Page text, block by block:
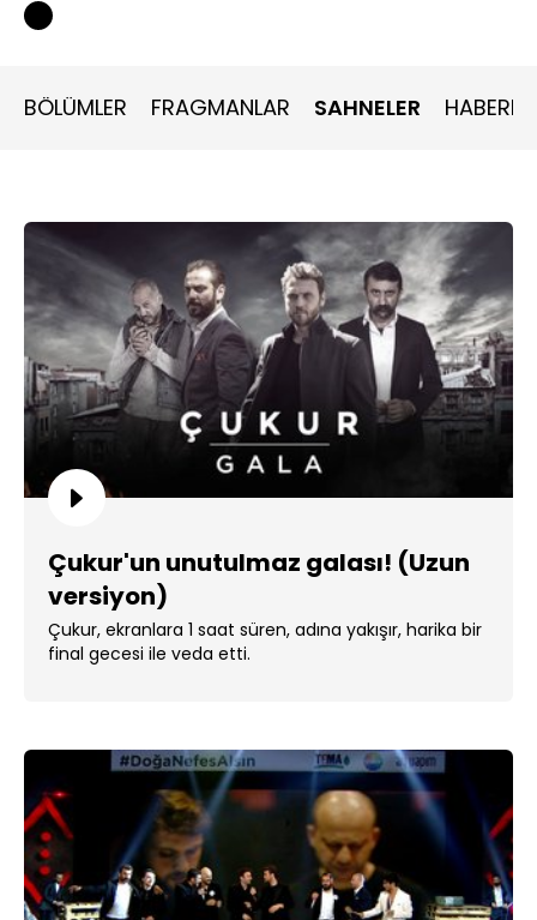
BÖLÜMLER FRAGMANLAR SAHNELER
Çukur'un unutulmaz galası! (Uzun
versiyon)
Çukur, ekranlara 1 saat süren, adına yakışır, harika bir
final gecesi ile veda etti.